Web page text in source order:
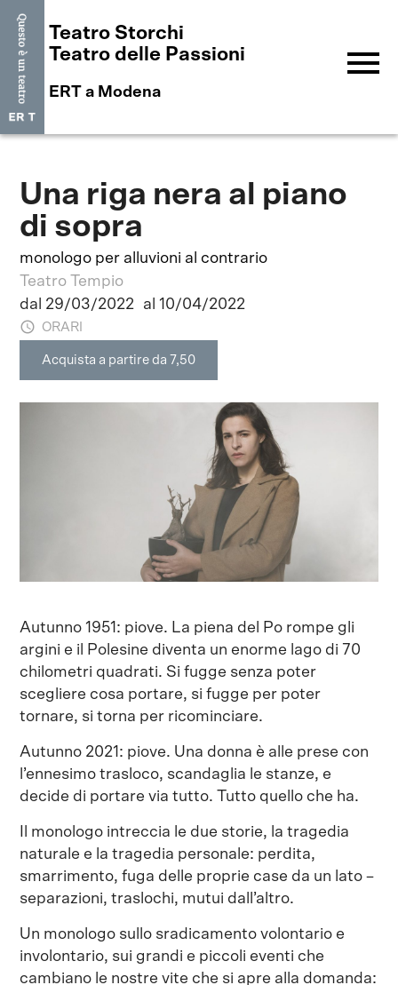
Teatro Storchi
Teatro delle Passioni
ERT a Modena
menu
Una riga nera al piano
di sopra
monologo per alluvioni al contrario
Teatro Tempio
dal 29/03/2022
al 10/04/2022
ORARI
Acquista a partire da 7,50
Autunno 1951: piove. La piena del Po rompe gli
argini e il Polesine diventa un enorme lago di 70
chilometri quadrati. Si fugge senza poter
scegliere cosa portare, si fugge per poter
tornare, si torna per ricominciare.
Autunno 2021: piove. Una donna è alle prese con
l’ennesimo trasloco, scandaglia le stanze, e
decide di portare via tutto. Tutto quello che ha.
Il monologo intreccia le due storie, la tragedia
naturale e la tragedia personale: perdita,
smarrimento, fuga delle proprie case da un lato –
separazioni, traslochi, mutui dall’altro.
Un monologo sullo sradicamento volontario e
involontario, sui grandi e piccoli eventi che
cambiano le nostre vite che si apre alla domanda: